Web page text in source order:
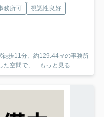
務所可
視認性良好
歩11分、約129.44㎡の事務所
た空間で、... もっと見る